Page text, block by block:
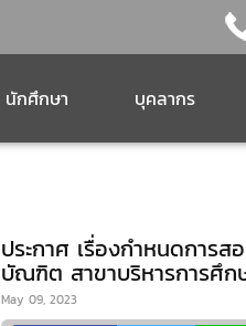
นักศึกษา บุคลากร
ประกาศ เรื่องกำหนดกา
บัณฑิต สาขาบริหารการศึก
May 09, 2023